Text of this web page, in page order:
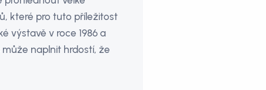
které pro tuto příležitost
výstavě v roce 1986 a
naplnit hrdostí, že